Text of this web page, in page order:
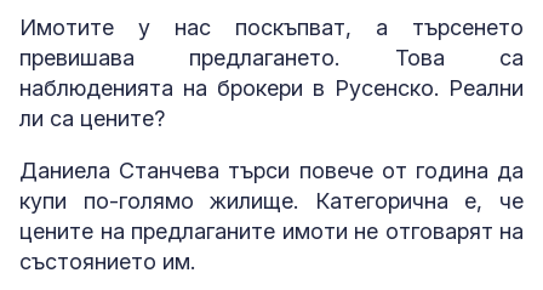
Имотите у нас поскъпват, а търсенето
превишава предлагането. Това са
наблюденията на брокери в Русенско. Реални
ли са цените?
Даниела Станчева търси повече от година да
купи по-голямо жилище. Категорична е, че
цените на предлаганите имоти не отговарят на
състоянието им.